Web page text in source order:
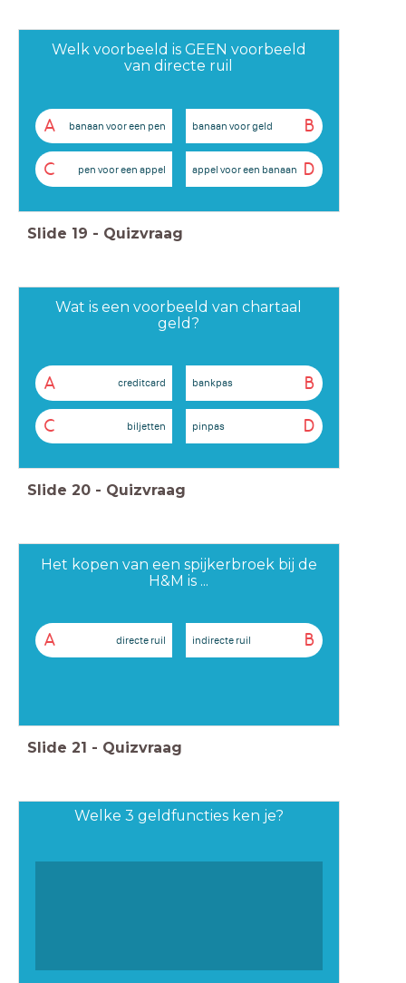
Welk voorbeeld is GEEN voorbeeld
van directe ruil
A banaan voor een pen B
banaan voor geld
C pen voor een appel D
appel voor een banaan
Slide 19 - Quizvraag
Wat is een voorbeeld van chartaal
geld?
A creditcard B
bankpas
C biljetten D
pinpas
Slide 20 - Quizvraag
Het kopen van een spijkerbroek bij de
H&M is ...
A directe ruil B
indirecte ruil
Slide 21 - Quizvraag
Welke 3 geldfuncties ken je?